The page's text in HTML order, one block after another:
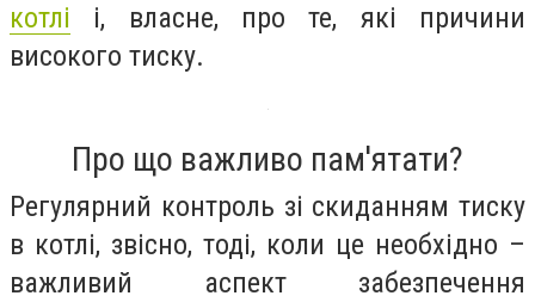
котлі і, власне, про те, які причини
високого тиску.
Про що важливо пам'ятати?
Регулярний контроль зі скиданням тиску
в котлі, звісно, тоді, коли це необхідно –
важливий аспект забезпечення